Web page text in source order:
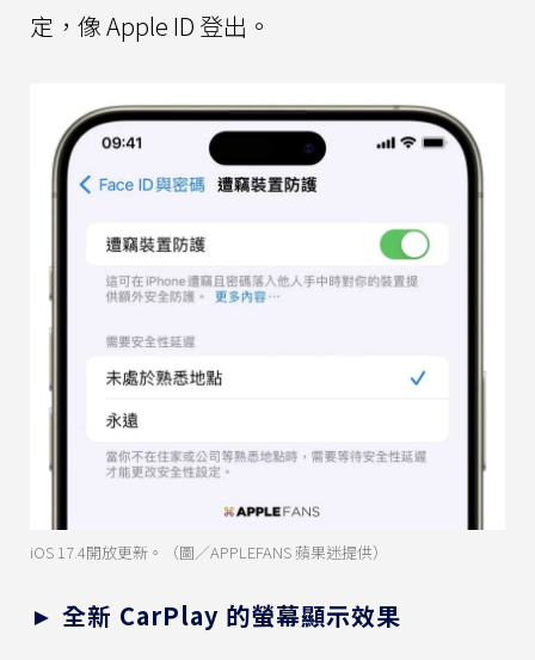
定，像 Apple ID 登出。
iOS 17.4開放更新。（圖／APPLEFANS 蘋果迷提供）
► 全新 CarPlay 的螢幕顯示效果